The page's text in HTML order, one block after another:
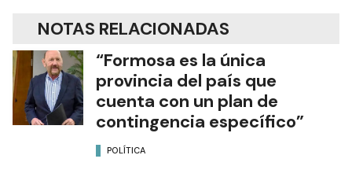
NOTAS RELACIONADAS
“Formosa es la única
provincia del país que
cuenta con un plan de
contingencia específico”
POLÍTICA